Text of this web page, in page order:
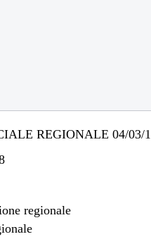
REGIONALE 04/03/
regionale